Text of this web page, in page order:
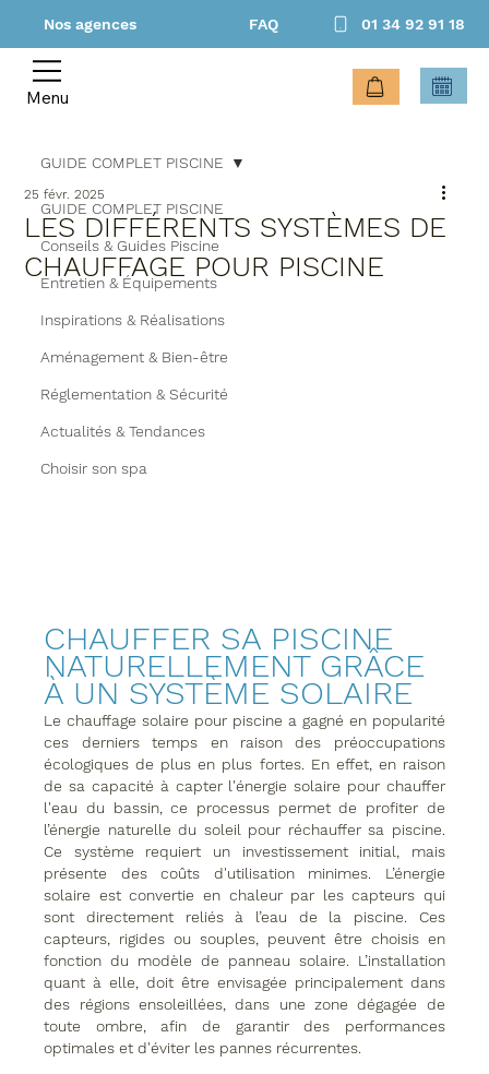
Nos agences FAQ 01 34 92 91 18
Menu
GUIDE COMPLET PISCINE
Conseils & Guides Piscine
Entretien & Équipements
Inspirations & Réalisations
Aménagement & Bien-être
Réglementation & Sécurité
Actualités & Tendances
Choisir son spa
GUIDE COMPLET PISCINE
LES DIFFÉRENTS SYSTÈMES DE
CHAUFFAGE POUR PISCINE
25 févr. 2025
CHAUFFER SA PISCINE
NATURELLEMENT GRÂCE
À UN SYSTÈME SOLAIRE
Le chauffage solaire pour piscine﻿ a gagné en popularité
ces derniers temps en raison des préoccupations
écologiques de plus en plus fortes. En effet, en raison
de sa capacité à capter l'énergie solaire pour chauffer
l'eau du bassin, ce processus permet de profiter de
l’énergie naturelle du soleil pour réchauffer sa piscine.
Ce système requiert un investissement initial, mais
présente des coûts d'utilisation minimes. L’énergie
solaire est convertie en chaleur par les capteurs qui
sont directement reliés à l’eau de la piscine. Ces
capteurs, rigides ou souples, peuvent être choisis en
fonction du modèle de panneau solaire. L’installation
quant à elle, doit être envisagée principalement dans
des régions ensoleillées, dans une zone dégagée de
toute ombre, afin de garantir des performances
optimales et d'éviter les pannes récurrentes.